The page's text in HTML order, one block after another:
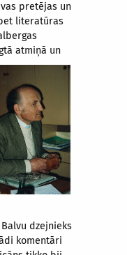
pretējas un
literatūras
atmiņā un
dzejnieks
komentāri